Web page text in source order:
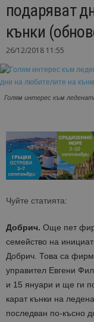
подаряват
кънки
26/12/2018 11:55
Голям интерес към
Чуйте статията:
Добрич. Още пет
семейство на
Добрич. Това са
управител Евгени
и 15 януари и ще ги
карат кънки на
последван по-късно